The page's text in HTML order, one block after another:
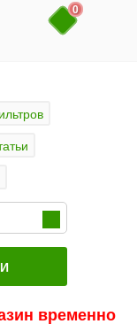
0
временно